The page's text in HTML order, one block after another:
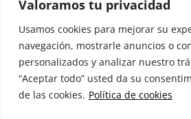
Valoramos tu privacidad
Usamos cookies para mejorar su
navegación, mostrarle anuncios o
personalizados y analizar nuestro
“Aceptar todo” usted da su
de las cookies. Política de cookies
ESPAÑA
Tel: (+34) 954
25 88 51
redaccion@revistamercados.com
NUESTRO
CONTACTO